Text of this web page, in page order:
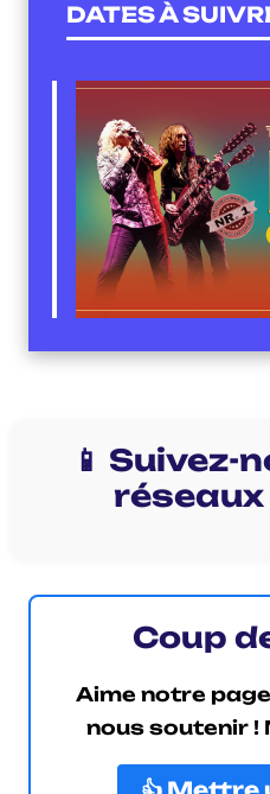
DATES À
📱 Suivez-
Coup
Aime notre
nous soutenir !